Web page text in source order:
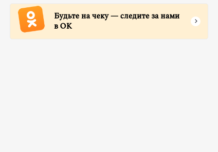
Будьте на чеку — следите за нами
в ОК